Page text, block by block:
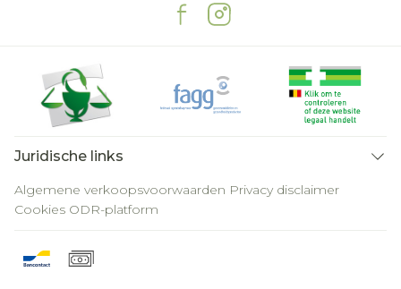
Juridische links
Algemene verkoopsvoorwaarden Privacy disclaimer
Cookies ODR-platform